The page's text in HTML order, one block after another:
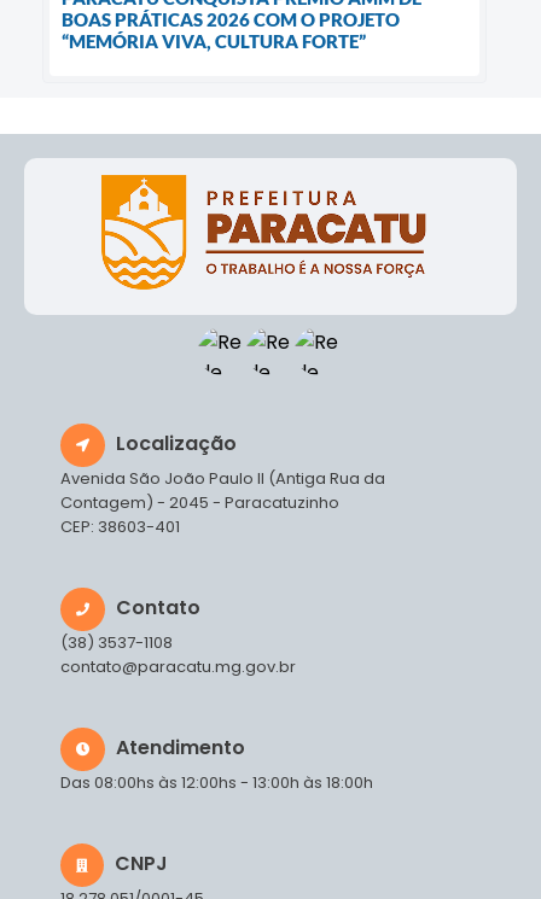
BOAS PRÁTICAS 2026 COM O PROJETO
“MEMÓRIA VIVA, CULTURA FORTE”
Localização
Avenida São João Paulo II (Antiga Rua da
Contagem) - 2045 - Paracatuzinho
CEP: 38603-401
Contato
(38) 3537-1108
contato@paracatu.mg.gov.br
Atendimento
Das 08:00hs às 12:00hs - 13:00h às 18:00h
CNPJ